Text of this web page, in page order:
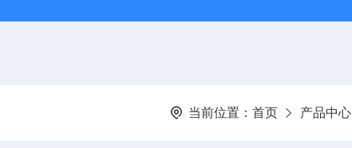
当前位置： 首页 产品中心